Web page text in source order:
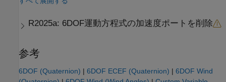
R2025a: 6DOF運動方程式の加速度ポートを削除
参考
6DOF (Quaternion) | 6DOF ECEF (Quaternion) | 6DOF Wind